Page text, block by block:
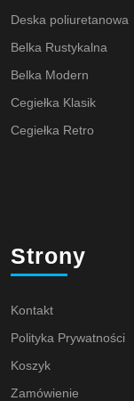
Deska poliuretanowa
Belka Rustykalna
Belka Modern
Cegiełka Klasik
Cegiełka Retro
Strony
Kontakt
Polityka Prywatności
Koszyk
Zamówienie